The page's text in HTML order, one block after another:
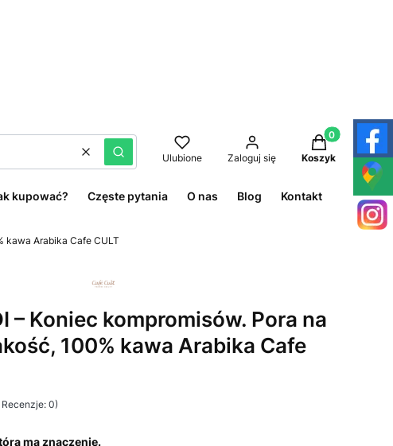
WyczyśćSzukaj Ulubione Zaloguj się
Produkty w
Koszyk
kupować? Częste pytania O nas Blog Kontakt
kawa Arabika Cafe CULT
– Koniec kompromisów. Pora na
100% kawa Arabika Cafe
0)
ma znaczenie.